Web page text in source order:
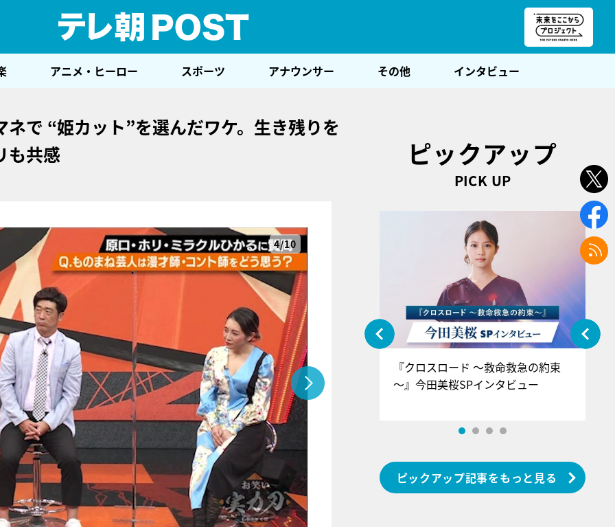
アニメ・ヒーロー スポーツ アナウンサー その他 インタビュー
で “姫カット”を選んだワケ。生き残りを
も共感
4/10
ピックアップ
PICK UP
『アイ＝ラブ！げーみんぐ』＝LOV
E齋藤樹愛羅＆佐々木舞香SPインタ
ビュー
『クロスロード ～救命救急の約束
～』今田美桜SPインタビュー
ピックアップ記事をもっと見る